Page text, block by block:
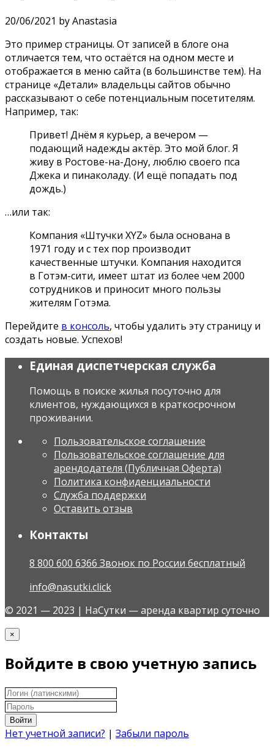
20/06/2021 by Anastasia
Это пример страницы. От записей в блоге она
отличается тем, что остаётся на одном месте и
отображается в меню сайта (в большинстве тем). На
странице «Детали» владельцы сайтов обычно
рассказывают о себе потенциальным посетителям.
Например, так:
Привет! Днём я курьер, а вечером —
подающий надежды актёр. Это мой блог. Я
живу в Ростове-на-Дону, люблю своего пса
Джека и пинаколаду. (И ещё попадать под
дождь.)
…или так:
Компания «Штучки XYZ» была основана в
1971 году и с тех пор производит
качественные штучки. Компания находится
в Готэм-сити, имеет штат из более чем 2000
сотрудников и приносит много пользы
жителям Готэма.
Перейдите в консоль, чтобы удалить эту страницу и
создать новые. Успехов!
Единая диспетчерская служба
Помощь в поиске жилья посуточно для
клиентов, нуждающихся в краткосрочном
проживании.
Пользовательское соглашение
Пользовательское соглашение для
арендодателя (Публичная Оферта)
Политика конфиденциальности
Служба поддержки
Оставить отзыв
Контакты
8 800 600 6366 Звонок по России бесплатный
info@nasutki.click
© 2021 — 2023 | НаСутки — аренда квартир суточно
×
Войдите в свою учетную запись
Войти
Нет учетной записи? | Забыли пароль